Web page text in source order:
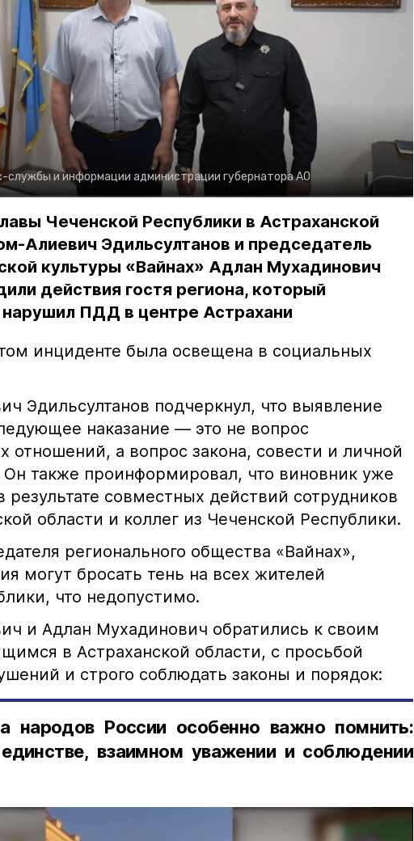
службы и информации администрации губернатора АО
Чеченской Республики в Астраханской
Алиевич Эдильсултанов и председатель
культуры «Вайнах» Адлан Мухадинович
действия гостя региона, который
ПДД в центре Астрахани
инциденте была освещена в социальных
Эдильсултанов подчеркнул, что выявление
наказание — это не вопрос
отношений, а вопрос закона, совести и личной
Он также проинформировал, что виновник уже
результате совместных действий сотрудников
области и коллег из Чеченской Республики.
регионального общества «Вайнах»,
могут бросать тень на всех жителей
что недопустимо.
и Адлан Мухадинович обратились к своим
в Астраханской области, с просьбой
и строго соблюдать законы и порядок:
народов России особенно важно помнить:
взаимном уважении и соблюдении